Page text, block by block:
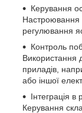
Керування
Настроювання
регулювання
Контроль
Використання
приладів,
або іншої
Інтеграція
Керування